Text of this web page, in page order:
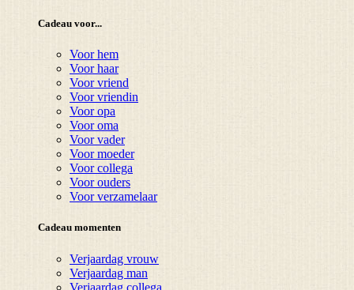
Cadeau voor...
Voor hem
Voor haar
Voor vriend
Voor vriendin
Voor opa
Voor oma
Voor vader
Voor moeder
Voor collega
Voor ouders
Voor verzamelaar
Cadeau momenten
Verjaardag vrouw
Verjaardag man
Verjaardag collega